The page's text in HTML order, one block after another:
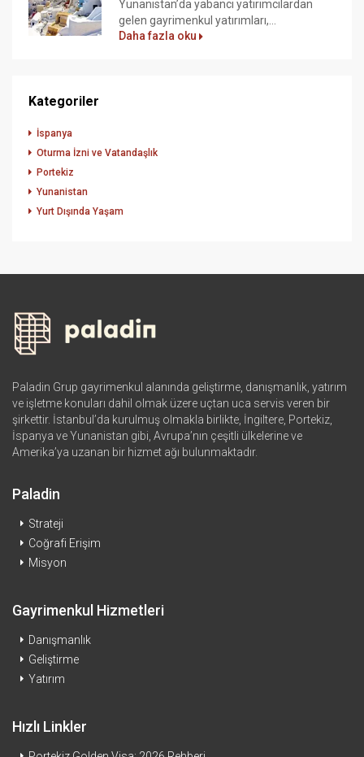
Yunanistan’da yabancı yatırımcılardan
gelen gayrimenkul yatırımları,...
Daha fazla oku
Kategoriler
İspanya
Oturma İzni ve Vatandaşlık
Portekiz
Yunanistan
Yurt Dışında Yaşam
Paladin Grup gayrimenkul alanında geliştirme, danışmanlık, yatırım
ve işletme konuları dahil olmak üzere uçtan uca servis veren bir
şirkettir. İstanbul’da kurulmuş olmakla birlikte, İngiltere, Portekiz,
İspanya ve Yunanistan gibi, Avrupa’nın çeşitli ülkelerine ve
Amerika’ya uzanan bir hizmet ağı bulunmaktadır.
Paladin
Strateji
Coğrafi Erişim
Misyon
Gayrimenkul Hizmetleri
Danışmanlık
Geliştirme
Yatırım
Hızlı Linkler